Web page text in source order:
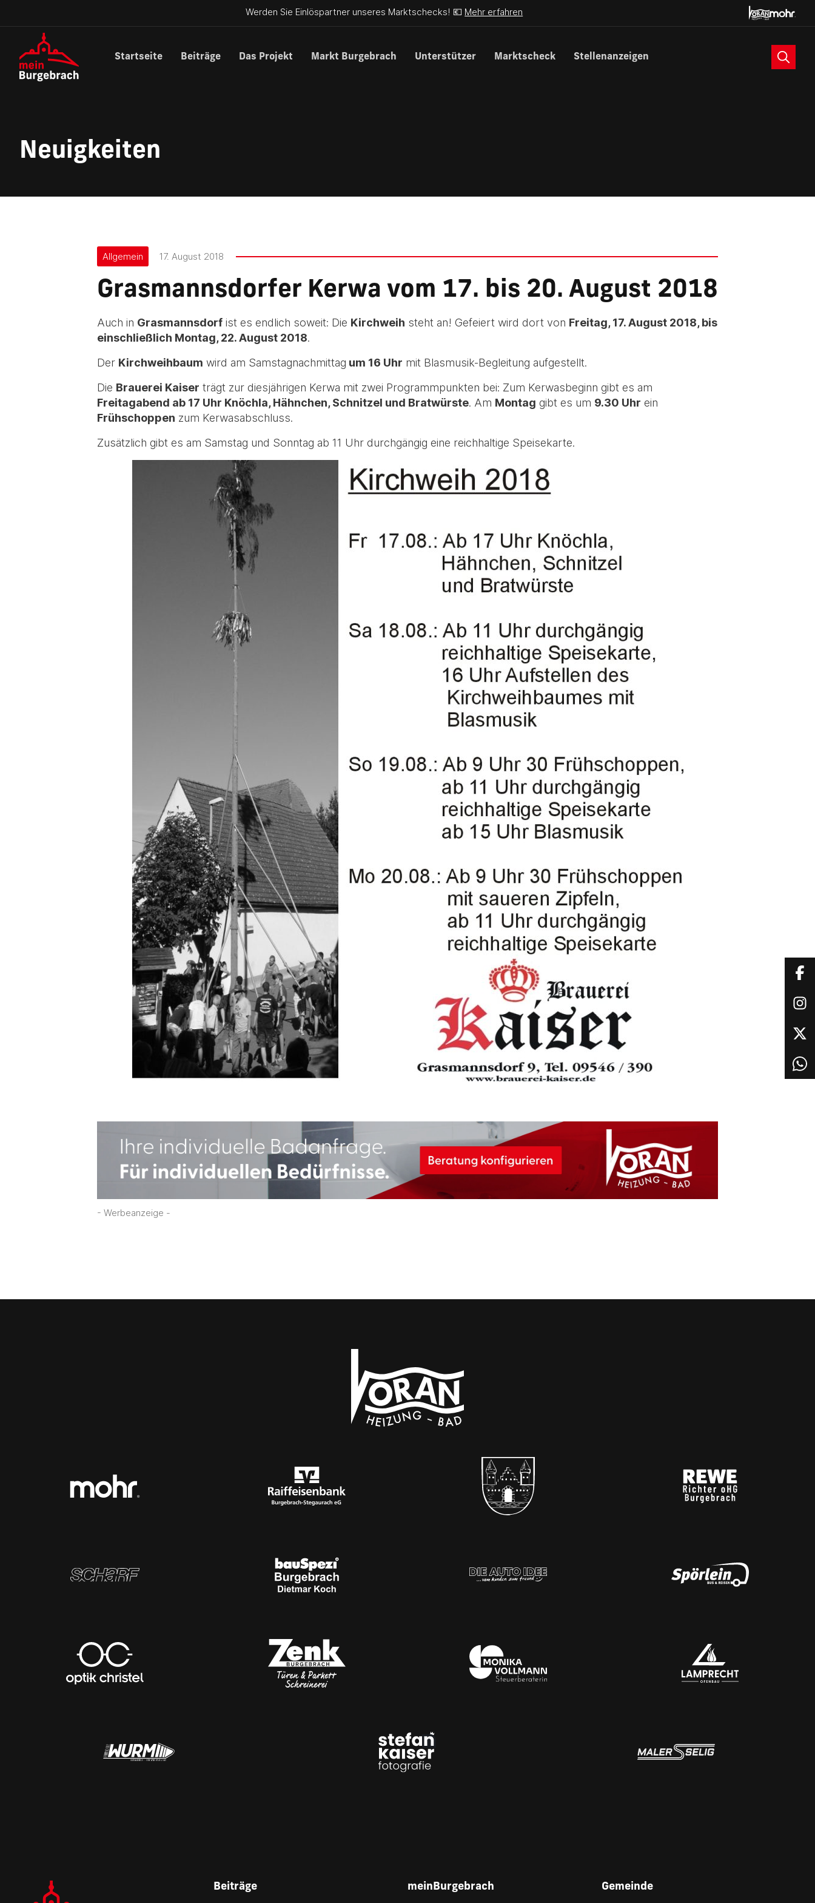
Werden Sie Einlöspartner unseres Marktschecks! 💶 Mehr erfahren
Startseite Beiträge Das Projekt Markt Burgebrach Unterstützer Marktscheck Stellenanzeigen Suche
Neuigkeiten
Allgemein 17. August 2018
Grasmannsdorfer Kerwa vom 17. bis 20. August 2018
Auch in Grasmannsdorf ist es endlich soweit: Die Kirchweih steht an! Gefeiert wird dort von Freitag, 17. August 2018, bis
einschließlich Montag, 22. August 2018.
Der Kirchweihbaum wird am Samstagnachmittag um 16 Uhr mit Blasmusik-Begleitung aufgestellt.
Die Brauerei Kaiser trägt zur diesjährigen Kerwa mit zwei Programmpunkten bei: Zum Kerwasbeginn gibt es am
Freitagabend ab 17 Uhr Knöchla, Hähnchen, Schnitzel und Bratwürste. Am Montag gibt es um 9.30 Uhr ein
Frühschoppen zum Kerwasabschluss.
Zusätzlich gibt es am Samstag und Sonntag ab 11 Uhr durchgängig eine reichhaltige Speisekarte.
- Werbeanzeige -
Beiträge meinBurgebrach Gemeinde